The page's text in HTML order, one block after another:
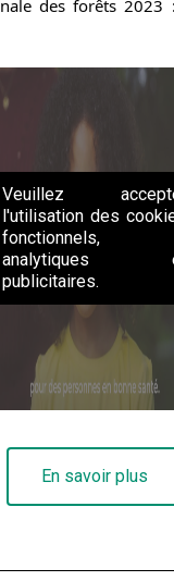
des forêts 2023
Veuillez
l'utilisation des
fonctionnels,
analytiques
publicitaires.
En savoir plus